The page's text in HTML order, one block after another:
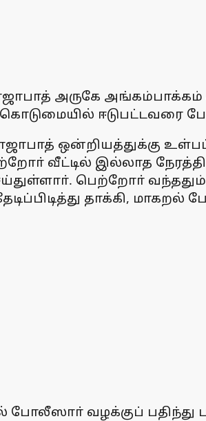
அருகே
ஈடுபட்டவரை
ஒன்றியத்துக்கு
வீட்டில் இல்லாத
பெற்றோா்
தாக்கி,
வழக்குப்